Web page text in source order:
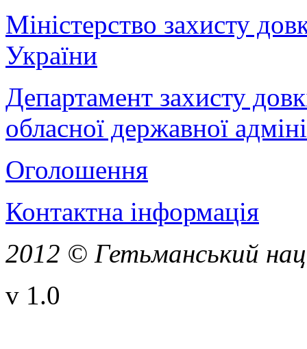
Міністерство захисту
України
Департамент захисту
обласної державної
Оголошення
Контактна інформація
2012 © Гетьманський
v 1.0